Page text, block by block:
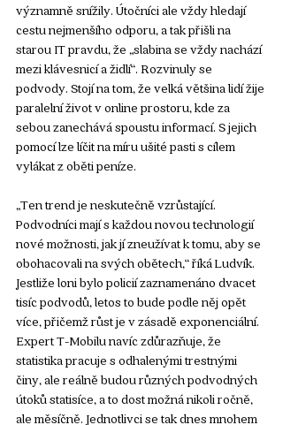
významně snížily. Útočníci ale vždy hledají
cestu nejmenšího odporu, a tak přišli na
starou IT pravdu, že „slabina se vždy nachází
mezi klávesnicí a židlí“. Rozvinuly se
podvody. Stojí na tom, že velká většina lidí žije
paralelní život v online prostoru, kde za
sebou zanechává spoustu informací. S jejich
pomocí lze líčit na míru ušité pasti s cílem
vylákat z oběti peníze.
„Ten trend je neskutečně vzrůstající.
Podvodníci mají s každou novou technologií
nové možnosti, jak jí zneužívat k tomu, aby se
obohacovali na svých obětech,“ říká Ludvík.
Jestliže loni bylo policií zaznamenáno dvacet
tisíc podvodů, letos to bude podle něj opět
více, přičemž růst je v zásadě exponenciální.
Expert T-Mobilu navíc zdůrazňuje, že
statistika pracuje s odhalenými trestnými
činy, ale reálně budou různých podvodných
útoků statisíce, a to dost možná nikoli ročně,
ale měsíčně. Jednotlivci se tak dnes mnohem